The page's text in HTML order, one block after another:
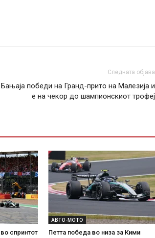
Следната објава
Бањаја победи на Гранд-прито на Малезија и
е на чекор до шампионскиот трофеј
спринтот
АВТО-МОТО
Петта победа во низа за Кими